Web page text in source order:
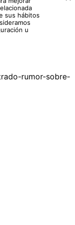
sus hábitos
u
rumor-sobre-